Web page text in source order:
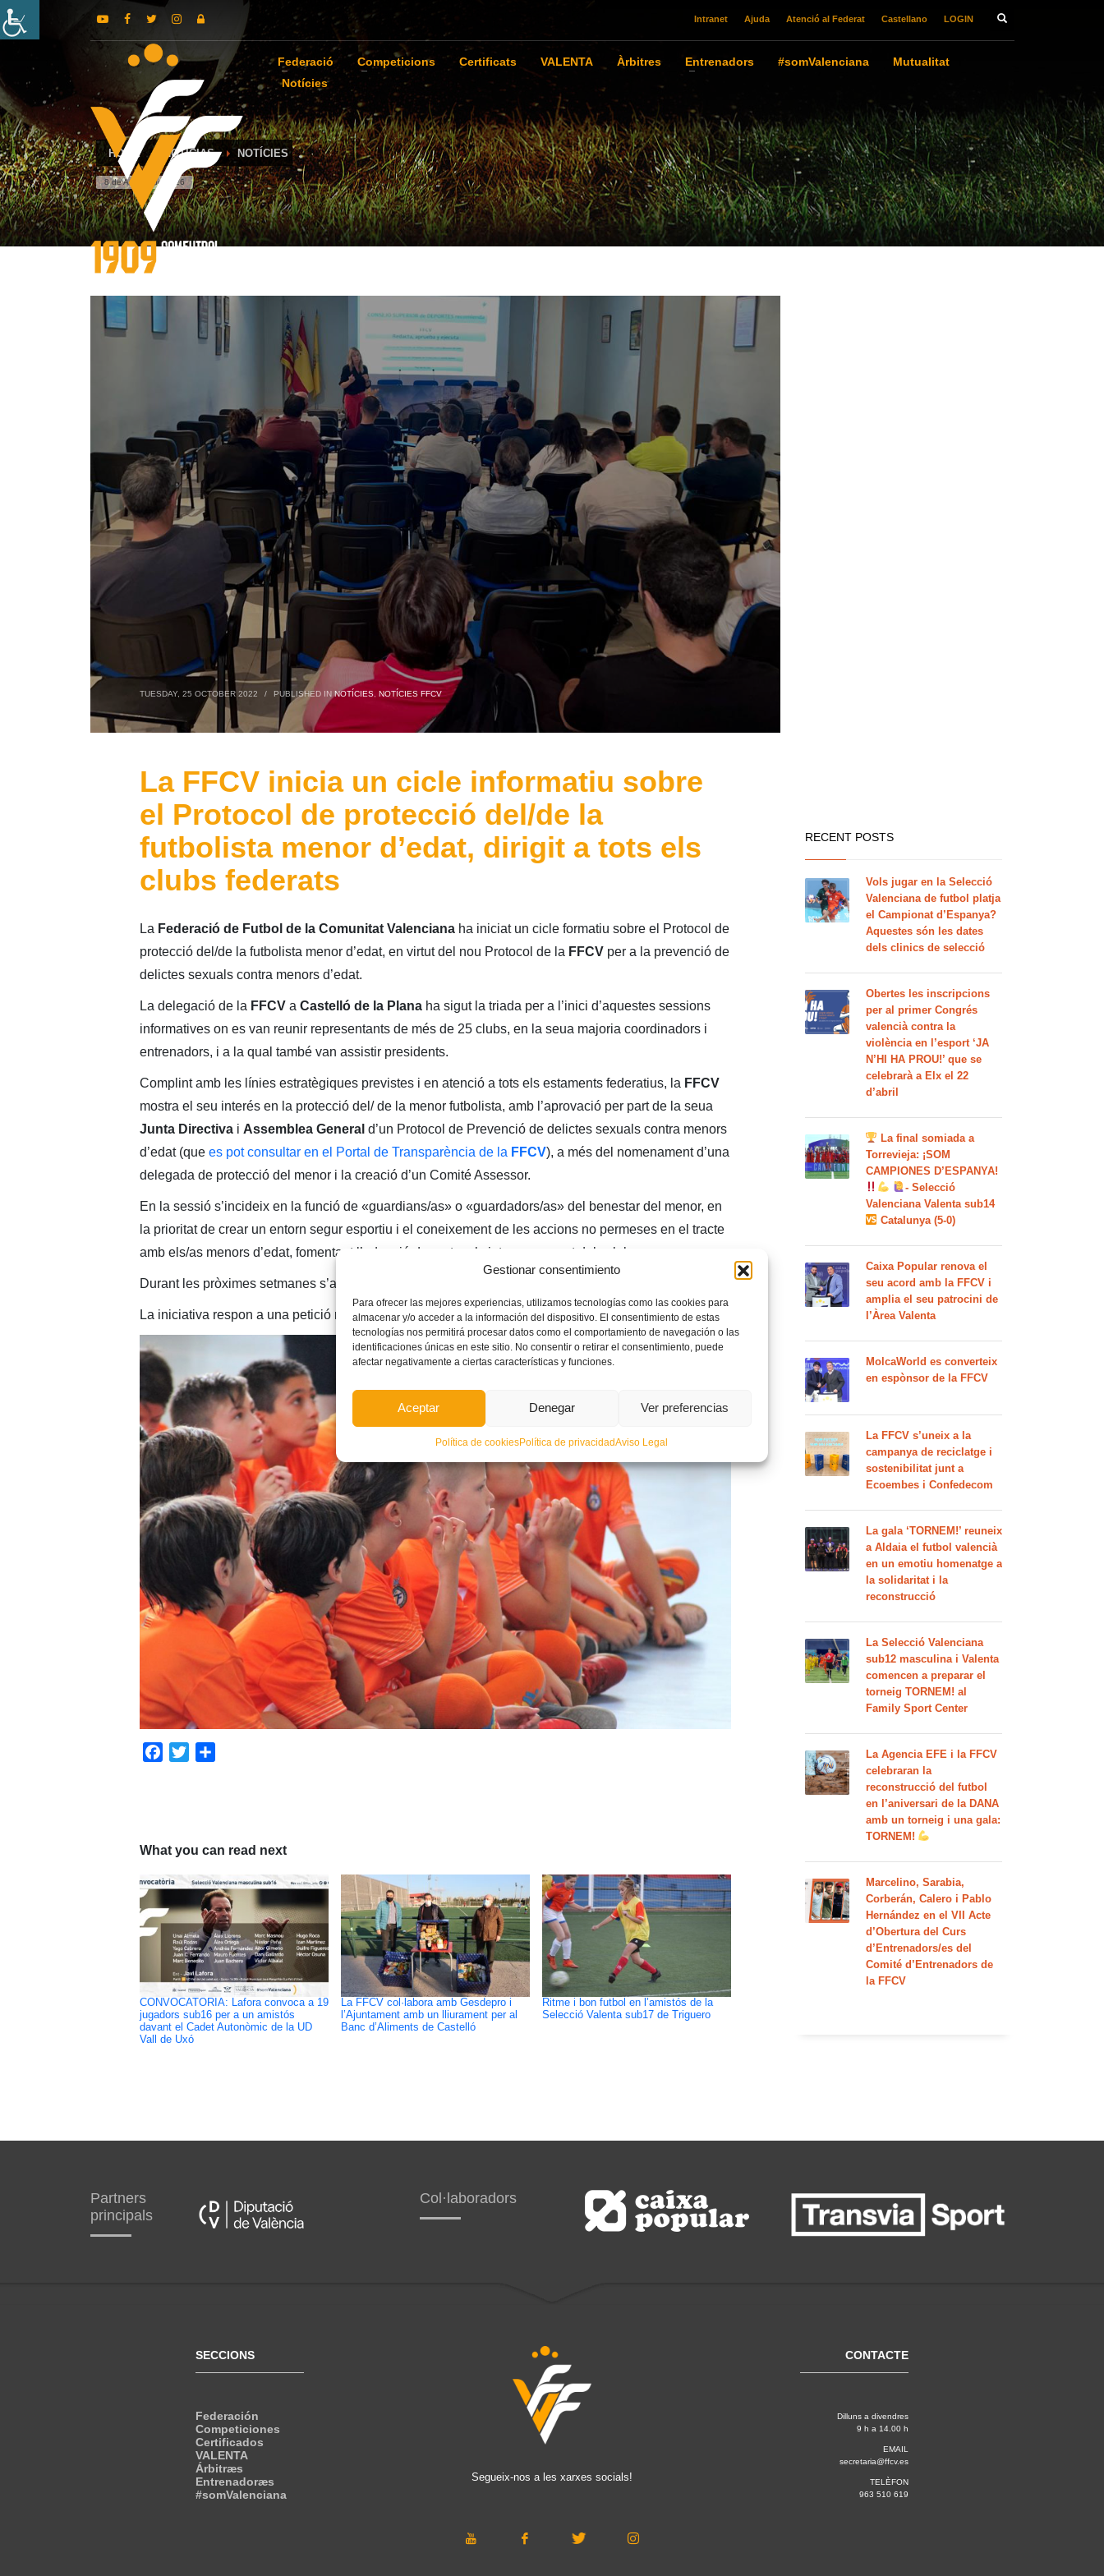
Gestionar consentimiento
Para ofrecer las mejores experiencias, utilizamos tecnologías como las cookies para
almacenar y/o acceder a la información del dispositivo. El consentimiento de estas
tecnologías nos permitirá procesar datos como el comportamiento de navegación o las
identificaciones únicas en este sitio. No consentir o retirar el consentimiento, puede
afectar negativamente a ciertas características y funciones.
Aceptar Denegar Ver preferencias
Política de cookiesPolítica de privacidadAviso Legal
Intranet Ajuda Atenció al Federat Castellano LOGIN
Federació Competicions Certificats VALENTA Àrbitres Entrenadors #somValenciana
Mutualitat
Notícies
HOME NOTICIAS NOTÍCIES
8 de August de 2026
TUESDAY, 25 OCTOBER 2022 / PUBLISHED IN NOTÍCIES, NOTÍCIES FFCV
La FFCV inicia un cicle informatiu sobre
el Protocol de protecció del/de la
futbolista menor d’edat, dirigit a tots els
clubs federats
La Federació de Futbol de la Comunitat Valencianaha iniciat un cicle formatiu sobre el Protocol de
protecció del/de la futbolista menor d’edat, en virtut del nou Protocol de la FFCV per a la prevenció de
delictes sexuals contra menors d’edat.
La delegació de la FFCV a Castelló de la Planaha sigut la triada per a l’inici d’aquestes sessions
informatives on es van reunir representants de més de 25 clubs, en la seua majoria coordinadors i
entrenadors, i a la qual també van assistir presidents.
Complint amb les línies estratègiques previstes i en atenció a tots els estaments federatius, la FFCV
mostra el seu interés en la protecció del/ de la menor futbolista, amb l’aprovació per part de la seua
Junta Directivai Assemblea General d’un Protocol de Prevenció de delictes sexuals contra menors
d’edat (que es pot consultar en el Portal de Transparència de la FFCV), a més del nomenament d’una
delegada de protecció del menor i la creació d’un Comité Assessor.
En la sessió s’incideix en la funció de «guardians/as» o «guardadors/as» del benestar del menor, en
la prioritat de crear un entorn segur esportiu i el coneixement de les accions no permeses en el tracte
amb els/as menors d’edat, fomentant l’adopció de protocols interns per part dels clubs.
Durant les pròximes setmanes s’anirà convocant a la resta de clubs per delegacions.
La iniciativa respon a una petició realitzada en el passatCongrés de Futbol Base.
Facebook
Twitter
What you can read next
CONVOCATÒRIA: Lafora convoca a 19
jugadors sub16 per a un amistós
davant el Cadet Autonòmic de la UD
Vall de Uxó
La FFCV col·labora amb Gesdepro i
l’Ajuntament amb un lliurament per al
Banc d’Aliments de Castelló
Ritme i bon futbol en l’amistós de la
Selecció Valenta sub17 de Triguero
RECENT POSTS
Vols jugar en la Selecció
Valenciana de futbol platja
el Campionat d’Espanya?
Aquestes són les dates
dels clinics de selecció
Obertes les inscripcions
per al primer Congrés
valencià contra la
violència en l’esport ‘JA
N’HI HA PROU!’ que se
celebrarà a Elx el 22
d’abril
La final somiada a
Torrevieja: ¡SOM
CAMPIONES D’ESPANYA!
- Selecció
Valenciana Valenta sub14
Catalunya (5-0)
Caixa Popular renova el
seu acord amb la FFCV i
amplia el seu patrocini de
l’Àrea Valenta
MolcaWorld es converteix
en espònsor de la FFCV
La FFCV s’uneix a la
campanya de reciclatge i
sostenibilitat junt a
Ecoembes i Confedecom
La gala ‘TORNEM!’ reuneix
a Aldaia el futbol valencià
en un emotiu homenatge a
la solidaritat i la
reconstrucció
La Selecció Valenciana
sub12 masculina i Valenta
comencen a preparar el
torneig TORNEM! al
Family Sport Center
La Agencia EFE i la FFCV
celebraran la
reconstrucció del futbol
en l’aniversari de la DANA
amb un torneig i una gala:
TORNEM!
Marcelino, Sarabia,
Corberán, Calero i Pablo
Hernández en el VII Acte
d’Obertura del Curs
d’Entrenadors/es del
Comité d’Entrenadors de
la FFCV
Partners
principals
Col·laboradors
SECCIONS
Federación
Competiciones
Certificados
VALENTA
Árbitræs
Entrenadoræs
#somValenciana
Segueix-nos a les xarxes socials!
CONTACTE
Dilluns a divendres
9 h a 14.00 h
EMAIL
secretaria@ffcv.es
TELÈFON
963 510 619